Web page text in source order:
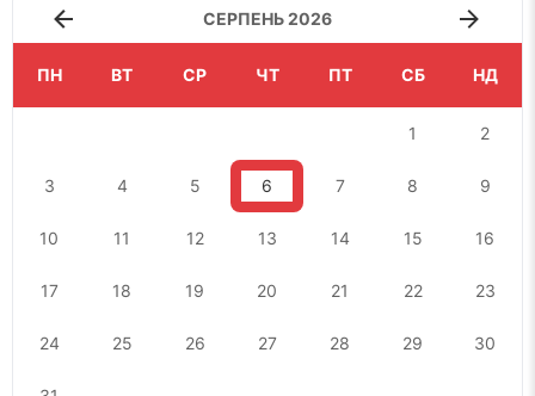
СЕРПЕНЬ 2026
ПН ВТ СР ЧТ ПТ СБ НД
1 2
3 4 5 6 7 8 9
10 11 12 13 14 15 16
17 18 19 20 21 22 23
24 25 26 27 28 29 30